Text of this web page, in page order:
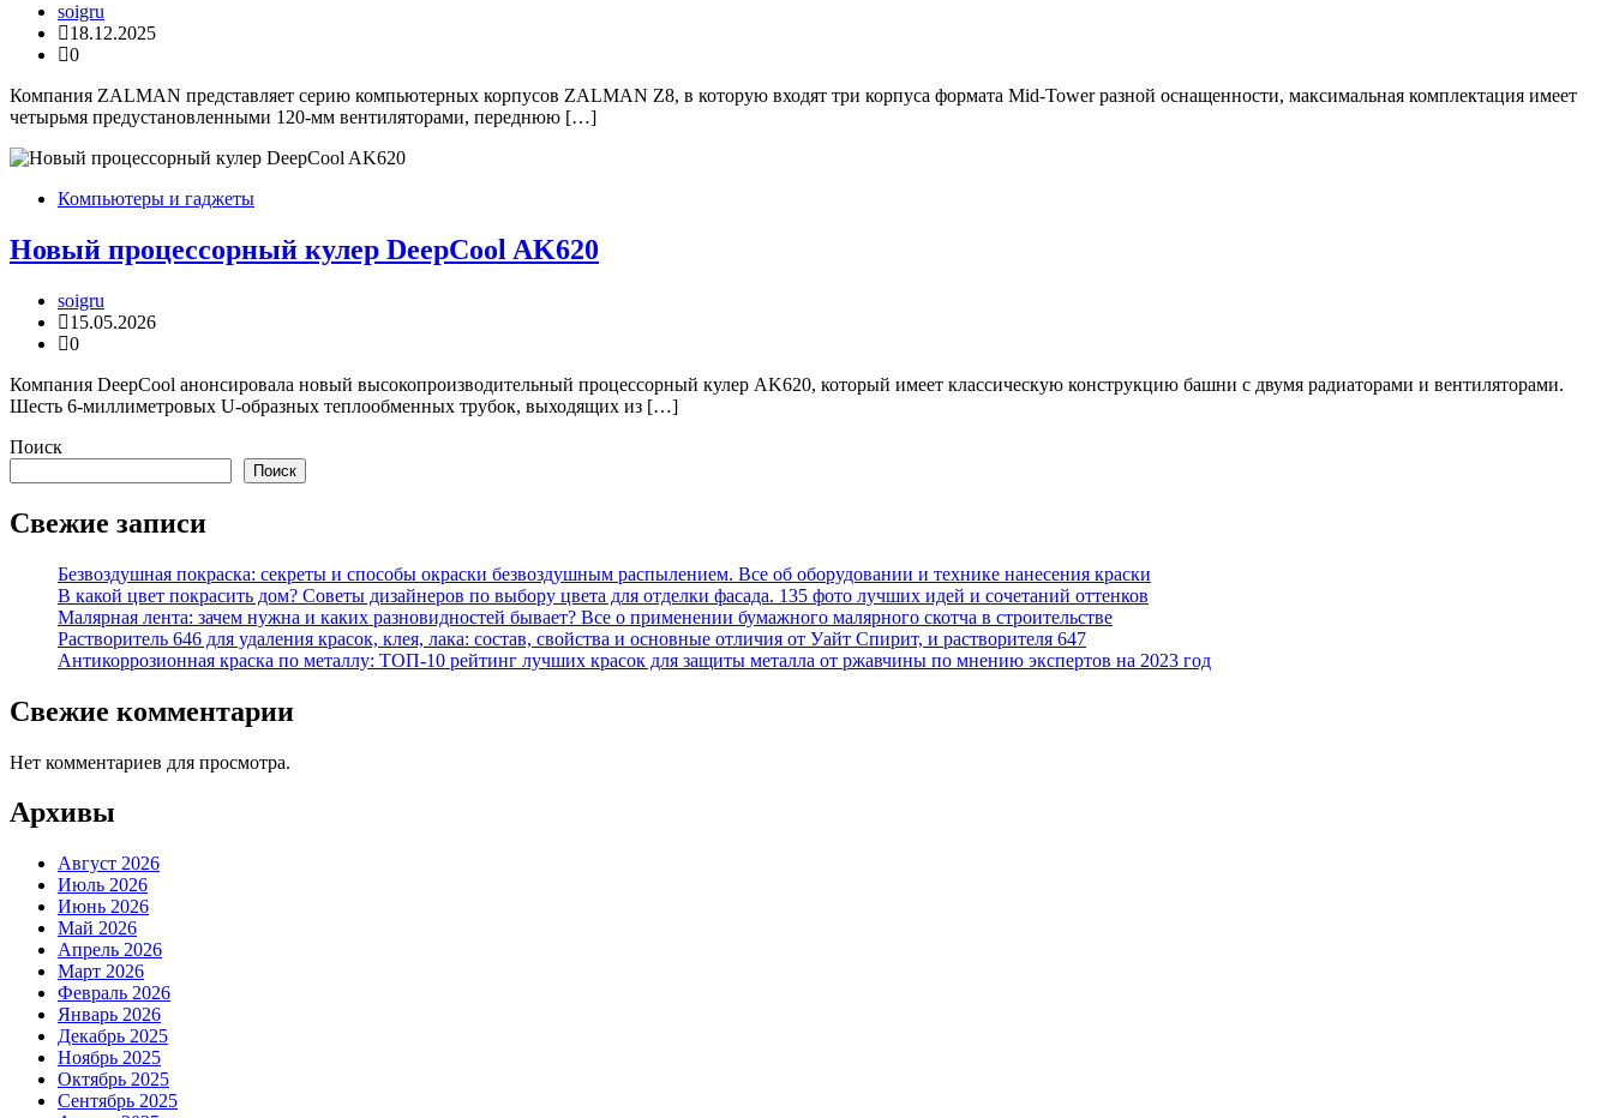
soigru
18.12.2025
0
Компания ZALMAN представляет серию компьютерных корпусов ZALMAN Z8, в которую входят три корпуса формата Mid-Tower разной оснащенности, максимальная комплектация имеет
четырьмя предустановленными 120-мм вентиляторами, переднюю […]
Компьютеры и гаджеты
Новый процессорный кулер DeepCool AK620
soigru
15.05.2026
0
Компания DeepCool анонсировала новый высокопроизводительный процессорный кулер AK620, который имеет классическую конструкцию башни с двумя радиаторами и вентиляторами.
Шесть 6-миллиметровых U-образных теплообменных трубок, выходящих из […]
Поиск
Поиск
Свежие записи
Безвоздушная покраска: секреты и способы окраски безвоздушным распылением. Все об оборудовании и технике нанесения краски
В какой цвет покрасить дом? Советы дизайнеров по выбору цвета для отделки фасада. 135 фото лучших идей и сочетаний оттенков
Малярная лента: зачем нужна и каких разновидностей бывает? Все о применении бумажного малярного скотча в строительстве
Растворитель 646 для удаления красок, клея, лака: состав, свойства и основные отличия от Уайт Спирит, и растворителя 647
Антикоррозионная краска по металлу: ТОП-10 рейтинг лучших красок для защиты металла от ржавчины по мнению экспертов на 2023 год
Свежие комментарии
Нет комментариев для просмотра.
Архивы
Август 2026
Июль 2026
Июнь 2026
Май 2026
Апрель 2026
Март 2026
Февраль 2026
Январь 2026
Декабрь 2025
Ноябрь 2025
Октябрь 2025
Сентябрь 2025